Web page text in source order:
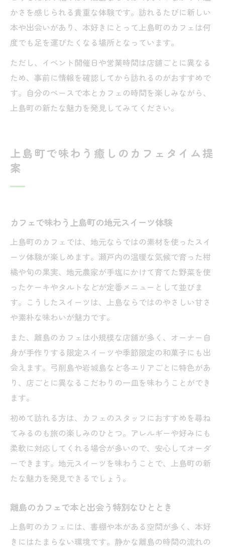
かさを感じられる貴重な体験です。訪れるたびに新しい
本や出会いがあり、本好きにとって上島町のカフェは何
度でも足を運びたくなる場所となっています。
ただし、イベント開催日や営業時間は店舗ごとに異なる
ため、事前に情報を確認してから訪れるのがおすすめで
す。自分のペースで本とカフェの時間を楽しみながら、
上島町の新たな魅力を発見してみてください。
上島町で味わう癒しのカフェタイム提
案
カフェで味わう上島町の地元スイーツ体験
上島町のカフェでは、地元ならではの素材を使ったスイ
ーツ体験が楽しめます。瀬戸内の温暖な気候で育った柑
橘や旬の果実、地元農家が手塩にかけて育てた野菜を使
ったケーキやタルトなどが定番メニューとして並びま
す。こうしたスイーツは、上島ならではのやさしい甘さ
や素朴な味わいが魅力です。
また、離島のカフェは小規模な店舗が多く、オーナー自
身が手作りする限定スイーツや季節限定の和菓子にも出
会えます。弓削島や岩城島など各エリアごとに特色があ
り、店ごとに異なるこだわりの一皿を味わうことができ
ます。
初めて訪れる方は、カフェのスタッフにおすすめを尋ね
てみるのも旅の楽しみのひとつ。アレルギーや好みにも
柔軟に対応してくれる場合が多いので、安心してオーダ
ーできます。地元スイーツを味わうことで、上島町の新
たな魅力を発見できるでしょう。
離島のカフェで本と出会う特別なひととき
上島町のカフェには、書棚や本がある空間が多く、本好
きにはたまらない環境です。静かな離島の時間の流れの